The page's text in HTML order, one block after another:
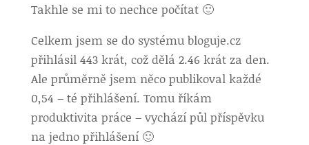
Takhle se mi to nechce počítat 🙂
Celkem jsem se do systému bloguje.cz
přihlásil 443 krát, což dělá 2.46 krát za den.
Ale průměrně jsem něco publikoval každé
0,54 – té přihlášení. Tomu říkám
produktivita práce – vychází půl příspěvku
na jedno přihlášení 🙂